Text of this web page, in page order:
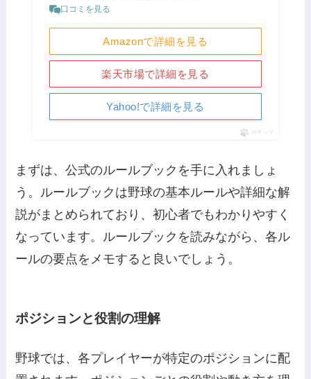
口コミを見る
Amazonで詳細を見る
楽天市場で詳細を見る
Yahoo!で詳細を見る
ポチップ
まずは、公式のルールブックを手に入れましょ
う。ルールブックは野球の基本ルールや詳細な解
説がまとめられており、初心者でもわかりやすく
なっています。ルールブックを読みながら、各ル
ールの要点をメモすると良いでしょう。
ポジションと役割の理解
野球では、各プレイヤーが特定のポジションに配